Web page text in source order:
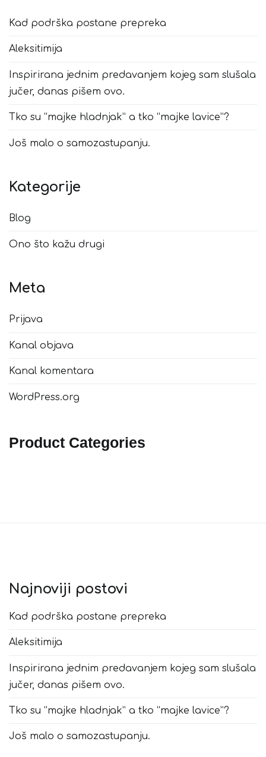
Kad podrška postane prepreka
Aleksitimija
Inspirirana jednim predavanjem kojeg sam slušala
jučer, danas pišem ovo.
Tko su “majke hladnjak” a tko “majke lavice”?
Još malo o samozastupanju.
Kategorije
Blog
Ono što kažu drugi
Meta
Prijava
Kanal objava
Kanal komentara
WordPress.org
Product Categories
Najnoviji postovi
Kad podrška postane prepreka
Aleksitimija
Inspirirana jednim predavanjem kojeg sam slušala
jučer, danas pišem ovo.
Tko su “majke hladnjak” a tko “majke lavice”?
Još malo o samozastupanju.